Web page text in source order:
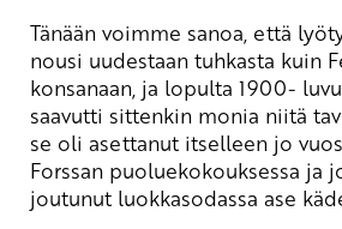
Tänään voimme sanoa, että
nousi uudestaan tuhkasta kuin
konsanaan, ja lopulta 1900-
saavutti sittenkin monia niitä
se oli asettanut itselleen jo
Forssan puoluekokouksessa ja
joutunut luokkasodassa ase